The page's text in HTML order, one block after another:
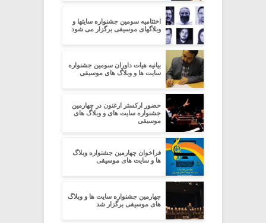
اختتامیه سومین جشنواره سایتها و
وبلاگهای موسیقی برگزار می شود
بیانیه هیات داوران سومین جشنواره
سایت ها و وبلاگ های موسیقی
حضور ارکستر ارغنون در چهارمین
جشنواره سایت های و وبلاگ های
موسیقی
فراخوان چهارمین جشنواره وبلاگ
ها و سایت های موسیقی
چهارمین جشنواره سایت ها و وبلاگ
های موسیقی برگزار شد